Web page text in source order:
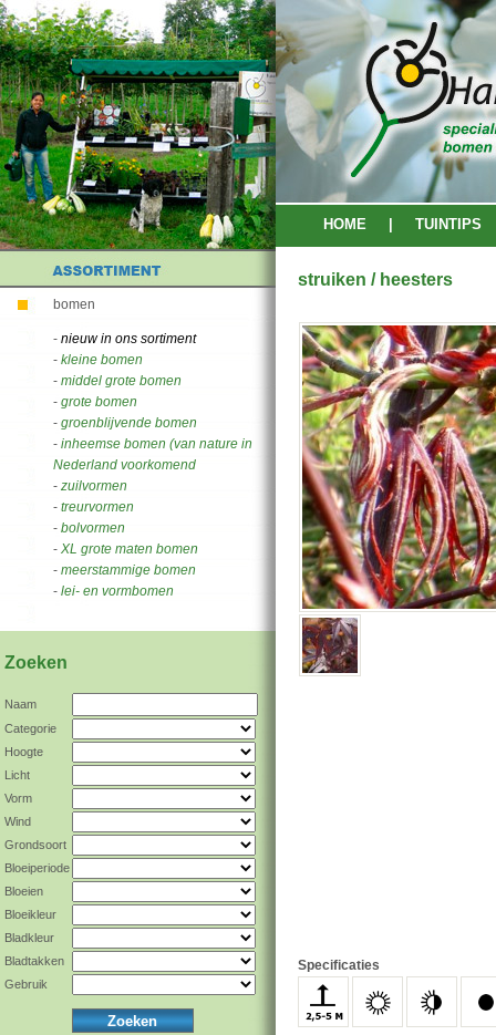
bomen
- nieuw in ons sortiment
- kleine bomen
- middel grote bomen
- grote bomen
- groenblijvende bomen
- inheemse bomen (van nature in
Nederland voorkomend
- zuilvormen
- treurvormen
- bolvormen
- XL grote maten bomen
- meerstammige bomen
- lei- en vormbomen
Zoeken
Naam
Categorie
Hoogte
Licht
Vorm
Wind
Grondsoort
Bloeiperiode
Bloeien
Bloeikleur
Bladkleur
Bladtakken
Gebruik
HOME TUINTIPS
struiken / heesters
Specificaties